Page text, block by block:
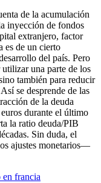
de la acumulación
inyección de fondos
extranjero, factor
es de un cierto
del país. Pero
una parte de los
también para reducir
se desprende de las
de la deuda
durante el último
la ratio deuda/PIB
Sin duda, el
ajustes monetarios—
francia